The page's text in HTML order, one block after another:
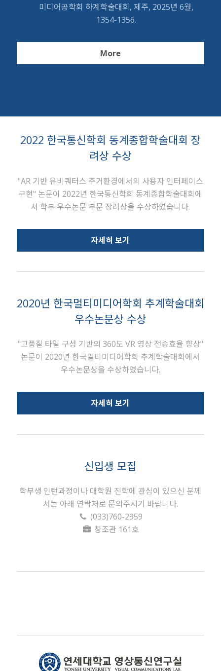
미디어공학회 하계학술대회, 제주, 2025년 6월,
1354-1356.
More
2022 한국통신학회 동계종합학술대회 장
려상 수상
"AR 기반 유비쿼터스 주거환경에서의 사용자 인터페이스
구현" 논문이 2022년 한국통신학회 동계종합학술대회에
서 학부 우수논문 부문 장려상을 수상하였습니다.
자세히 보기
2020년 한국멀티미디어학회 추계학술대회
우수논문상 수상
"고품질 타일 구성 기반의 360도 VR 영상 전송효율 향상"
논문이 2020년 한국멀티미디어학회 추계학술대회에서
우수논문상을 수상하였습니다.
자세히 보기
신입생 모집
학부생 인턴과정이나 대학원 진학에 관심이 있으신 분께
서는 아래 연락처로 문의주시기 바랍니다.
(033)760-2959
창조관 161호